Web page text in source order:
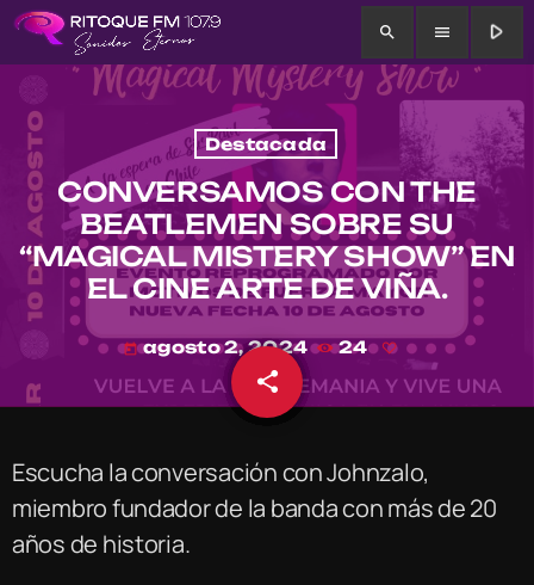
search menu play_arrow
Destacada
CONVERSAMOS CON THE
BEATLEMEN SOBRE SU
“MAGICAL MISTERY SHOW” EN
EL CINE ARTE DE VIÑA.
today agosto 2, 2024 24
share
email
Escucha la conversación con Johnzalo,
miembro fundador de la banda con más de 20
años de historia.